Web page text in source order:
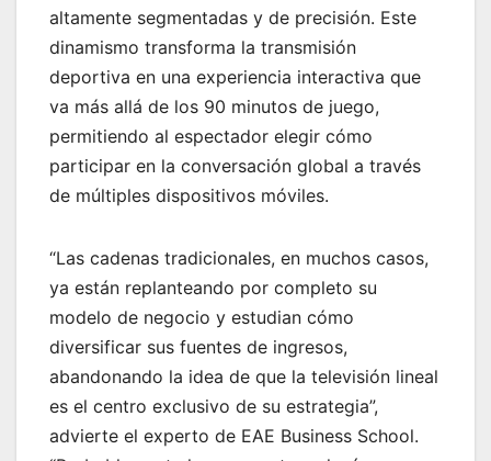
altamente segmentadas y de precisión. Este
dinamismo transforma la transmisión
deportiva en una experiencia interactiva que
va más allá de los 90 minutos de juego,
permitiendo al espectador elegir cómo
participar en la conversación global a través
de múltiples dispositivos móviles.
“Las cadenas tradicionales, en muchos casos,
ya están replanteando por completo su
modelo de negocio y estudian cómo
diversificar sus fuentes de ingresos,
abandonando la idea de que la televisión lineal
es el centro exclusivo de su estrategia”,
advierte el experto de EAE Business School.